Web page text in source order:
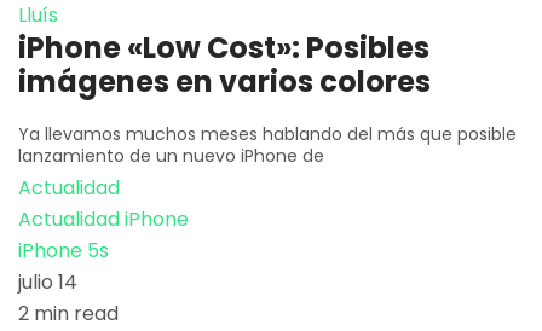
Lluís
iPhone «Low Cost»: Posibles
imágenes en varios colores
Ya llevamos muchos meses hablando del más que posible
lanzamiento de un nuevo iPhone de
Actualidad
Actualidad iPhone
iPhone 5s
julio 14
2 min read